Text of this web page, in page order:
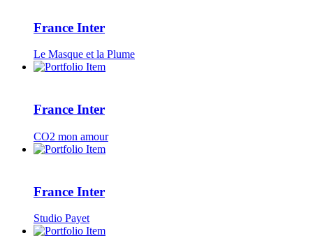
France Inter
Le Masque et la Plume
France Inter
CO2 mon amour
France Inter
Studio Payet